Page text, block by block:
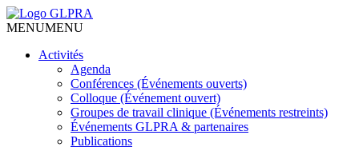
MENUMENU
Activités
Agenda
Conférences (Événements ouverts)
Colloque (Événement ouvert)
Groupes de travail clinique (Événements restreints)
Événements GLPRA & partenaires
Publications